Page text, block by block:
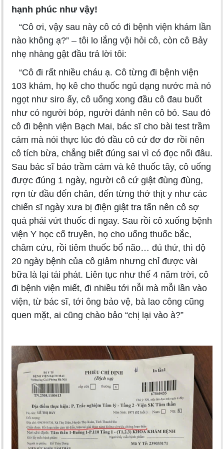
hạnh phúc như vậy!
“Cô ơi, vậy sau này cô có đi bệnh viện khám lần
nào không ạ?” – tôi lo lắng vội hỏi cô, còn cô Bảy
nhẹ nhàng gật đầu trả lời tôi:
“Cô đi rất nhiều cháu ạ. Cô từng đi bệnh viện
103 khám, họ kê cho thuốc ngủ dạng nước mà nó
ngọt như siro ấy, cô uống xong đầu cô đau buốt
như có người bóp, người đánh nên cô bỏ. Sau đó
cô đi bệnh viện Bạch Mai, bác sĩ cho bài test trầm
cảm mà nói thực lúc đó đầu cô cứ đơ đơ rồi nên
cô tích bừa, chẳng biết đúng sai vì có đọc nổi đâu.
Sau bác sĩ bảo trầm cảm và kê thuốc tây, cô uống
được đúng 1 ngày, người cô cứ giật đùng đùng,
rợn từ đầu đến chân, đến từng thớ thịt y như các
chiến sĩ ngày xưa bị điện giật tra tấn nên cô sợ
quá phải vứt thuốc đi ngay. Sau rồi cô xuống bệnh
viện Y học cổ truyền, họ cho uống thuốc bắc,
châm cứu, rồi tiêm thuốc bổ não… đủ thứ, thì độ
20 ngày bệnh của cô giảm nhưng chỉ được vài
bữa là lại tái phát. Liên tục như thế 4 năm trời, cô
đi bệnh viện miết, đi nhiều tới nỗi mà mỗi lần vào
viện, từ bác sĩ, tới ông bảo vệ, bà lao công cũng
quen mặt, ai cũng chào bảo “chị lại vào à?”